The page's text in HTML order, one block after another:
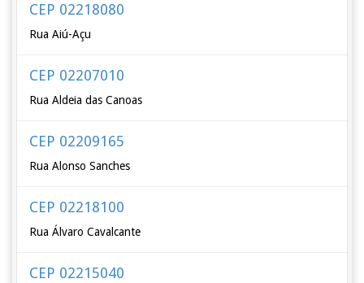
CEP 02218080
Rua Aiú-Açu
CEP 02207010
Rua Aldeia das Canoas
CEP 02209165
Rua Alonso Sanches
CEP 02218100
Rua Álvaro Cavalcante
CEP 02215040